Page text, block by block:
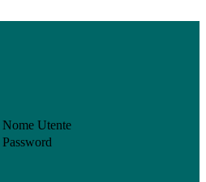
Nome Utente
Password